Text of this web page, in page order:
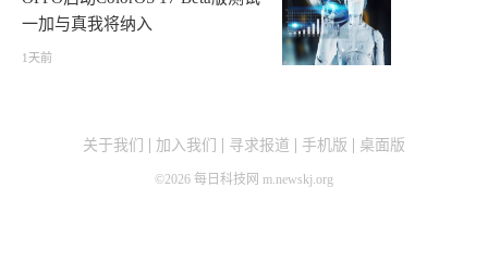
一加与真我将纳入
1天前
关于我们 加入我们 寻求报道 手机版 桌面版
©2026 每日科技网 m.newskj.org